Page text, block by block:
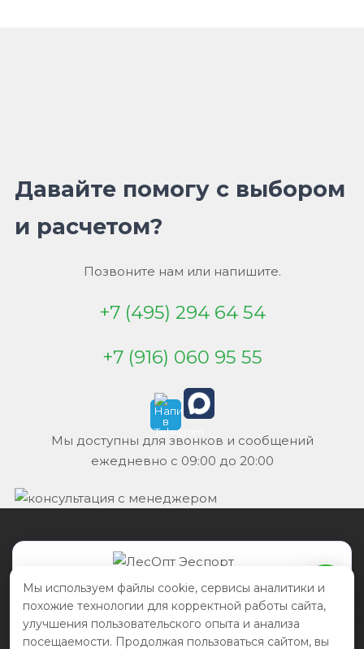
Давайте помогу с выбором
и расчетом?
Позвоните нам или напишите.
+7 (495) 294 64 54
+7 (916) 060 95 55
Мы доступны для звонков и сообщений
ежедневно с 09:00 до 20:00
+7 495 294-64-54
+7 916 060-95-55
Мы используем файлы cookie, сервисы аналитики и
похожие технологии для корректной работы сайта,
улучшения пользовательского опыта и анализа
посещаемости. Продолжая пользоваться сайтом, вы